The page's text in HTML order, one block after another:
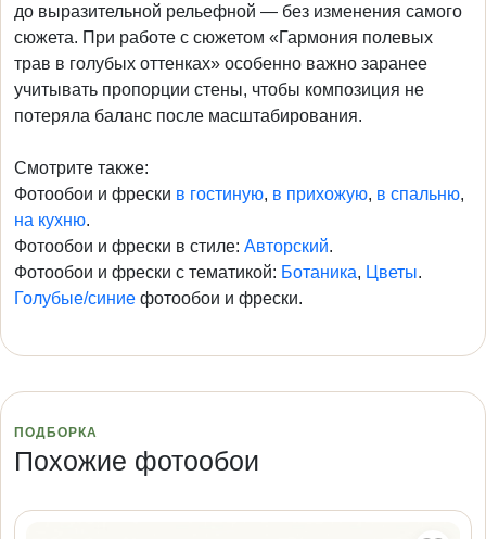
до выразительной рельефной — без изменения самого
сюжета. При работе с сюжетом «Гармония полевых
трав в голубых оттенках» особенно важно заранее
учитывать пропорции стены, чтобы композиция не
потеряла баланс после масштабирования.
Смотрите также:
Фотообои и фрески в гостиную, в прихожую, в спальню,
на кухню.
Фотообои и фрески в стиле: Авторский.
Фотообои и фрески с тематикой: Ботаника, Цветы.
Голубые/синие фотообои и фрески.
ПОДБОРКА
Похожие фотообои